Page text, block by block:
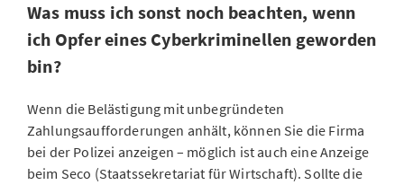
Was muss ich sonst noch beachten, wenn
ich Opfer eines Cyberkriminellen geworden
bin?
Wenn die Belästigung mit unbegründeten
Zahlungsaufforderungen anhält, können Sie die Firma
bei der Polizei anzeigen – möglich ist auch eine Anzeige
beim Seco (Staatssekretariat für Wirtschaft). Sollte die